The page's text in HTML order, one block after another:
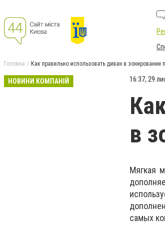
Головна Как правильно использовать диван в зонировании
НОВИНИ КОМПАНІЙ 16:37, 29
в
Мягкая
самых